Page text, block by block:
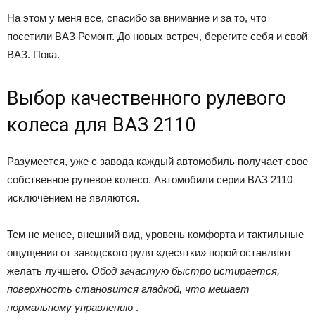
На этом у меня все, спасибо за внимание и за то, что
посетили ВАЗ Ремонт. До новых встреч, берегите себя и свой
ВАЗ. Пока.
Выбор качественного рулевого
колеса для ВАЗ 2110
Разумеется, уже с завода каждый автомобиль получает свое
собственное рулевое колесо. Автомобили серии ВАЗ 2110
исключением не являются.
Тем не менее, внешний вид, уровень комфорта и тактильные
ощущения от заводского руля «десятки» порой оставляют
желать лучшего. Обод зачастую быстро истирается,
поверхность становится гладкой, что мешает
нормальному управлению .